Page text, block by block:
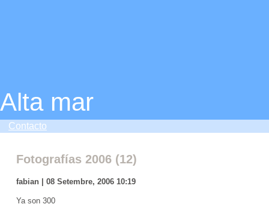
Alta mar
Contacto
Fotografías 2006 (12)
fabian | 08 Setembre, 2006 10:19
Ya son 300